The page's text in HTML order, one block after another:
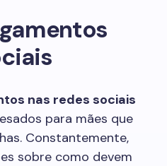
nas redes sociais
para mães que
Constantemente,
sobre como devem